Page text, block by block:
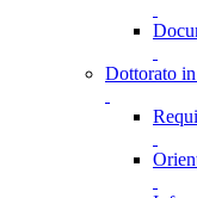
Dottorato